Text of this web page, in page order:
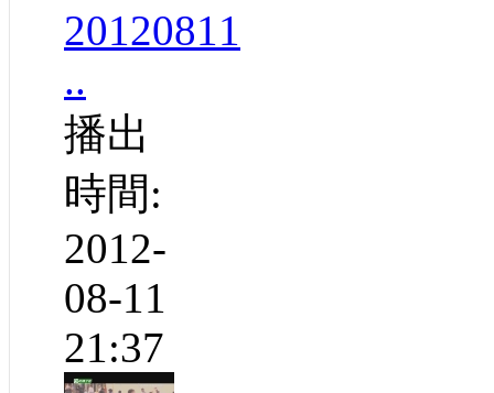
20120811
..
播出
時間:
2012-
08-11
21:37